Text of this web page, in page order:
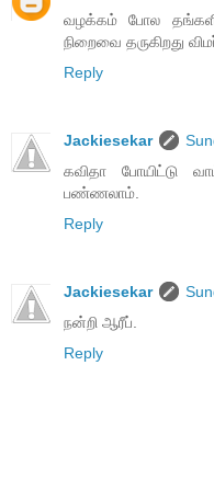
வழக்கம் போல
நிறைவை தருகிறது
Reply
Jackiesekar
கவிதா போயிட்டு
பண்ணலாம்.
Reply
Jackiesekar
நன்றி ஆரீப்.
Reply